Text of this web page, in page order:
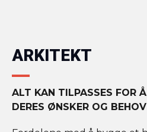
ARKITEKT
ALT KAN TILPASSES FOR
DERES ØNSKER OG BEHOV